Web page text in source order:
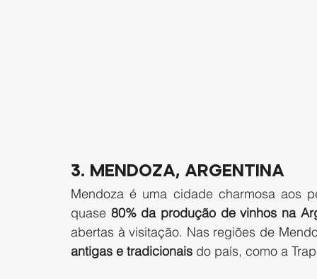
3. Mendoza, Argentina
Mendoza é uma cidade charmosa aos
quase 80% da produção de vinhos na
antigas e tradicionais do país, como a